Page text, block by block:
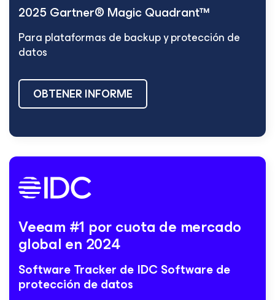
2025 Gartner® Magic Quadrant™
Para plataformas de backup y protección de
datos
OBTENER INFORME
Veeam #1 por cuota de mercado
global en 2024
Software Tracker de IDC Software de
protección de datos